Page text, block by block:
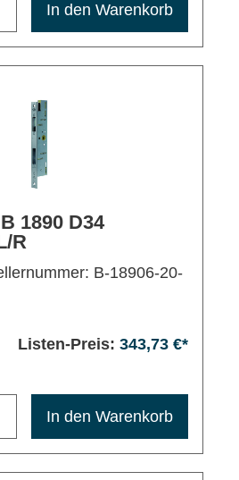
In den Warenkorb
1890 D34
R
B-18906-20-
Listen-Preis: 343,73 €*
In den Warenkorb